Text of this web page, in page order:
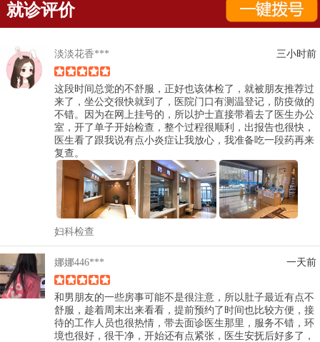
就诊评价
淡淡花香*** 三小时前
这段时间总觉的不舒服，正好也该体检了，就被朋友推荐过
来了，坐公交很快就到了，医院门口有测温登记，防疫做的
不错。因为在网上挂号的，所以护士直接带着去了医生办公
室，开了单子开始检查，整个过程很顺利，出报告也很快，
医生看了跟我说有点小炎症让我放心，我准备吃一段药再来
复查。
妇科检查
娜娜446*** 一天前
和男朋友的一些房事可能不是很注意，所以肚子最近有点不
舒服，趁着周末出来看看，提前预约了时间也比较方便，接
待的工作人员也很热情，带去面诊医生那里，服务不错，环
境也很好，很干净，开始还有点紧张，医生安抚后好多了，